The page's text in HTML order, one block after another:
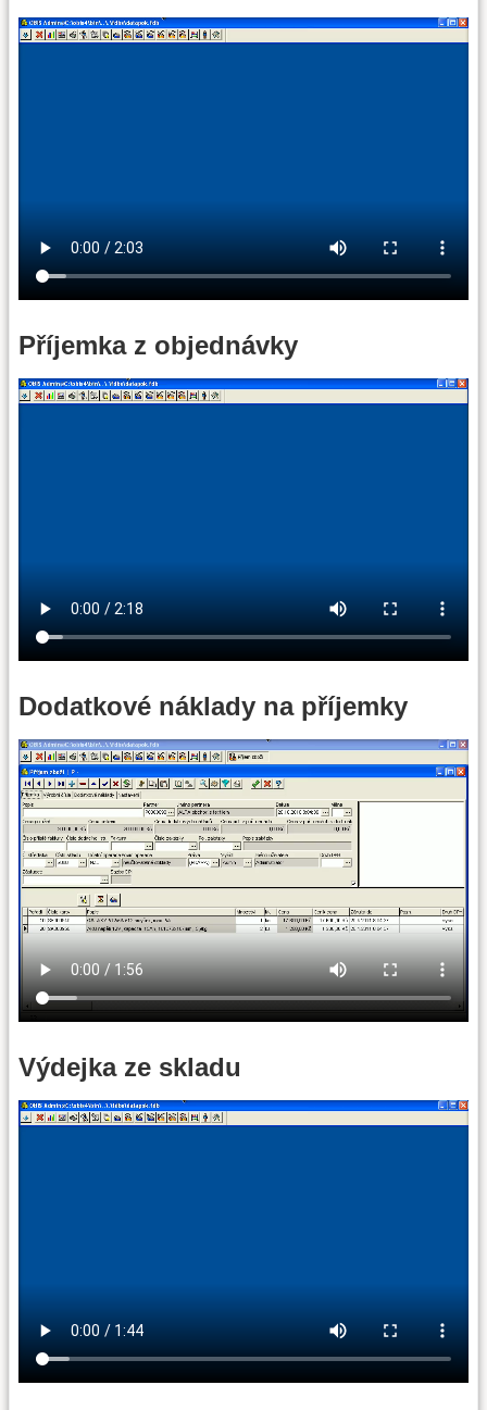
Příjemka z objednávky
Dodatkové náklady na příjemky
Výdejka ze skladu